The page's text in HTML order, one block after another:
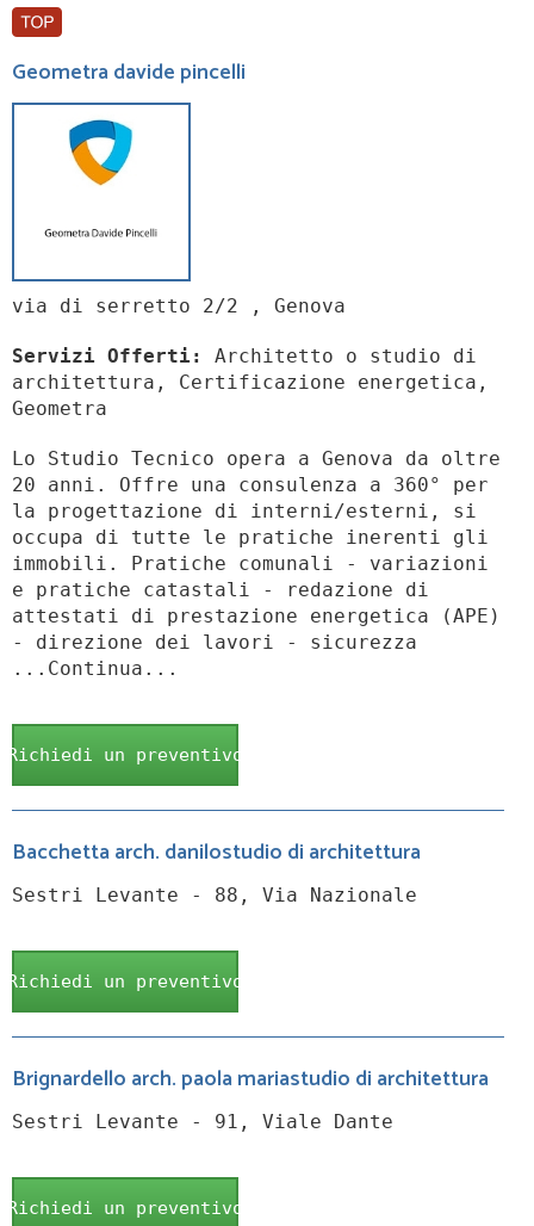
Geometra davide pincelli
via di serretto 2/2 , Genova
Servizi Offerti:
Architetto o studio di
architettura, Certificazione energetica,
Geometra
Lo Studio Tecnico opera a Genova da oltre
20 anni. Offre una consulenza a 360° per
la progettazione di interni/esterni, si
occupa di tutte le pratiche inerenti gli
immobili. Pratiche comunali - variazioni
e pratiche catastali - redazione di
attestati di prestazione energetica (APE)
- direzione dei lavori - sicurezza
...Continua...
Richiedi un preventivo
Bacchetta arch. danilostudio di architettura
Sestri Levante - 88, Via Nazionale
Richiedi un preventivo
Brignardello arch. paola mariastudio di architettura
Sestri Levante - 91, Viale Dante
Richiedi un preventivo